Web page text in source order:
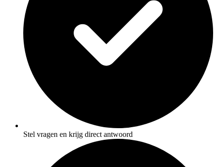
Stel vragen en krijg direct antwoord